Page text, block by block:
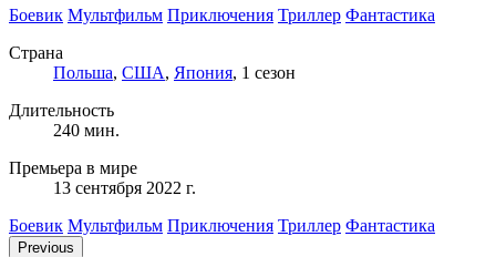
Боевик Мультфильм Приключения Триллер Фантастика
Страна
Польша, США, Япония, 1 сезон
Длительность
240 мин.
Премьера в мире
13 сентября 2022 г.
Боевик Мультфильм Приключения Триллер Фантастика
Previous